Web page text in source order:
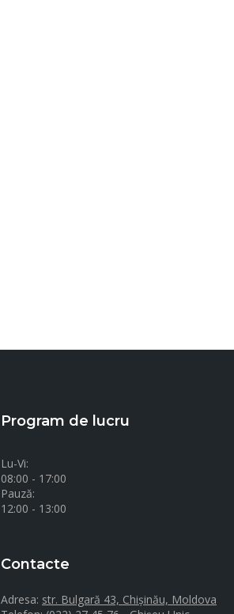
Program de lucru
Lu-Vi:
08:00 - 17:00
Pauză:
12:00 - 13:00
Contacte
Adresa: str. Bulgară 43, Chișinău, Moldova